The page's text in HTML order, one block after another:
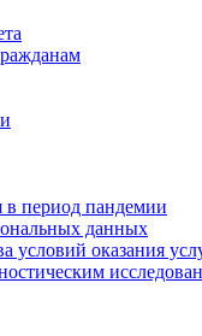
период пандемии
данных
условий оказания